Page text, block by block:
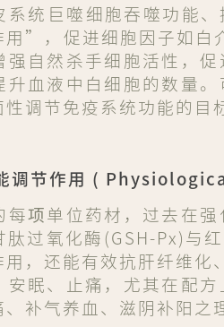
系统巨噬细胞吞噬功能
”，促进细胞因子如白
强自然杀手细胞活性，
升血液中白细胞的数量
调节免疫系统功能的目
调节作用 (
每项单位药材，过去在
肽过氧化酶(GSH-Px)与
，还能有效抗肝纤维
安眠、止痛，尤其在配
补气养血、滋阴补阳之